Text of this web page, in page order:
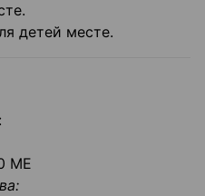
детей месте.
ME